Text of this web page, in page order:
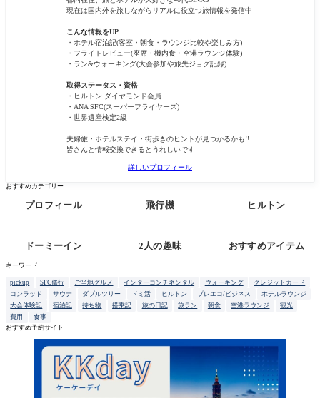
現在は国内外を旅しながらリアルに役立つ旅情報を発信中
こんな情報をUP
・ホテル宿泊記(客室・朝食・ラウンジ比較や楽しみ方)
・フライトレビュー(座席・機内食・空港ラウンジ体験)
・ラン&ウォーキング(大会参加や旅先ジョグ記録)
取得ステータス・資格
・ヒルトン ダイヤモンド会員
・ANA SFC(スーパーフライヤーズ)
・世界遺産検定2級
夫婦旅・ホテルステイ・街歩きのヒントが見つかるかも!!
皆さんと情報交換できるとうれしいです
詳しいプロフィール
おすすめカテゴリー
プロフィール 飛行機 ヒルトン
ドーミーイン 2人の趣味 おすすめアイテム
キーワード
pickup SFC修行 ご当地グルメ インターコンチネンタル ウォーキング
クレジットカード
コンラッド
サウナ ダブルツリー ドミ活 ヒルトン プレエコ/ビジネス
ホテルラウンジ
大会体験記
宿泊記 持ち物 搭乗記 旅の日記 旅ラン 朝食 空港ラウンジ
観光
費用
食事
おすすめ予約サイト